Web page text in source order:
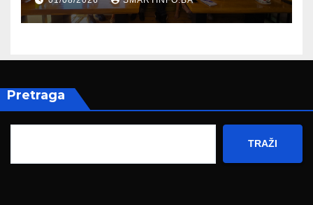
Hercegovine
Pretraga
TRAŽI